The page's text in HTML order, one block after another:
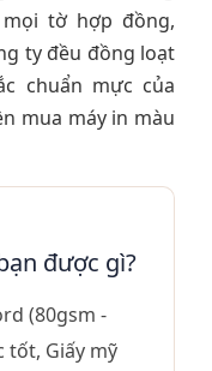
tờ hợp đồng,
ty đều đồng loạt
chuẩn mực của
mua máy in màu
được gì?
(80gsm -
tốt, Giấy mỹ